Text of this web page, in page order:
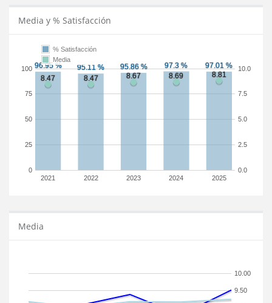
Media y % Satisfacción
2021 2022 2023 2024 2025
0
25
50
75
100
0.0
2.5
5.0
7.5
10.0
% Satisfacción
Media
Media
9.50
10.00